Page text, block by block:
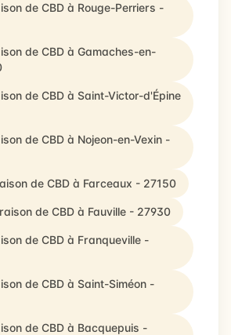
de CBD à Rouge-Perriers -
de CBD à Gamaches-en-
de CBD à Saint-Victor-d'Épine
de CBD à Nojeon-en-Vexin -
de CBD à Farceaux - 27150
de CBD à Fauville - 27930
de CBD à Franqueville -
de CBD à Saint-Siméon -
de CBD à Bacquepuis -